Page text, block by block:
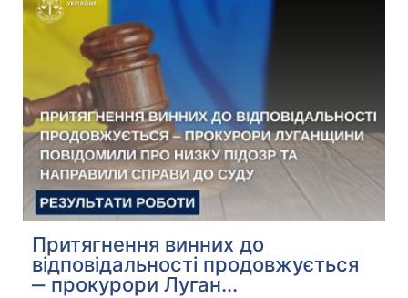
Притягнення винних до
відповідальності продовжується
‒ прокурори Луган...